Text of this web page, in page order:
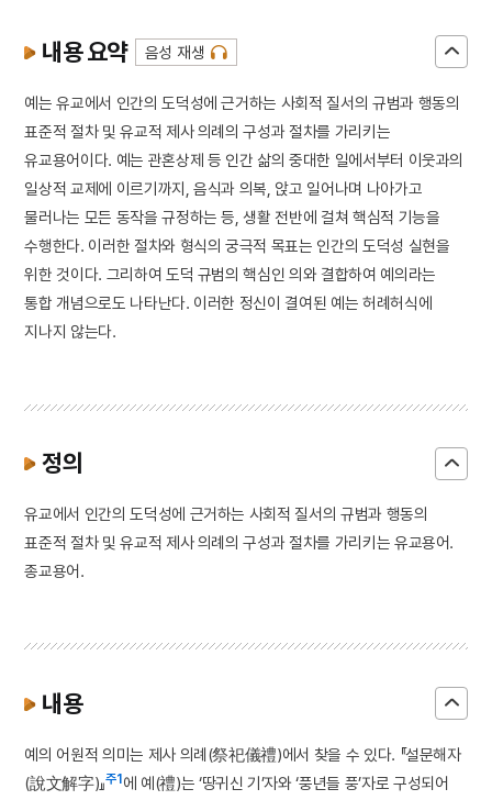
10 소음인
내용 요약 음성 재생
예는 유교에서 인간의 도덕성에 근거하는 사회적 질서의 규범과 행동의
표준적 절차 및 유교적 제사 의례의 구성과 절차를 가리키는
유교용어이다. 예는 관혼상제 등 인간 삶의 중대한 일에서부터 이웃과의
일상적 교제에 이르기까지, 음식과 의복, 앉고 일어나며 나아가고
물러나는 모든 동작을 규정하는 등, 생활 전반에 걸쳐 핵심적 기능을
수행한다. 이러한 절차와 형식의 궁극적 목표는 인간의 도덕성 실현을
위한 것이다. 그리하여 도덕 규범의 핵심인 의와 결합하여 예의라는
통합 개념으로도 나타난다. 이러한 정신이 결여된 예는 허례허식에
지나지 않는다.
정의
유교에서 인간의 도덕성에 근거하는 사회적 질서의 규범과 행동의
표준적 절차 및 유교적 제사 의례의 구성과 절차를 가리키는 유교용어.
종교용어.
내용
예의 어원적 의미는 제사 의례(祭祀儀禮)에서 찾을 수 있다. 『설문해자
(說文解字)』주1에 예(禮)는 ‘땅귀신 기’자와 ‘풍년들 풍’자로 구성되어